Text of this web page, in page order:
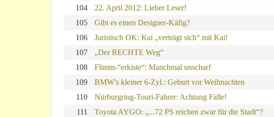
104
22. April 2012: Lieber Leser!
105
Gibt es einen Designer-Käfig?
106
Juristisch OK: Kai „verträgt sich“ mit Kai!
107
„Der RECHTE Weg“
108
Flimm-“erkiste“: Manchmal unscharf
109
BMW's kleiner 6-Zyl.: Geburt vor Weihnachten
110
Nürburgring-Touri-Fahrer: Achtung Falle!
111
Toyota AYGO: „...72 PS reichen zwar für die Stadt“?